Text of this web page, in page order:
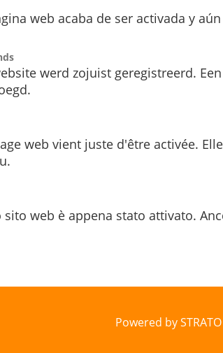
web acaba de ser activada y
werd zojuist geregistreerd.
web vient juste d'être activée.
sito web è appena stato attivato.
Powered by STRATO